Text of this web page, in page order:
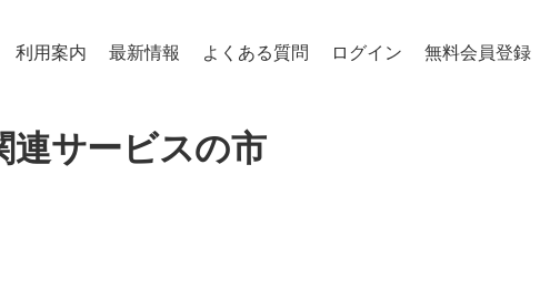
利用案内 最新情報 よくある質問 ログイン 無料会員登録
サービスの市